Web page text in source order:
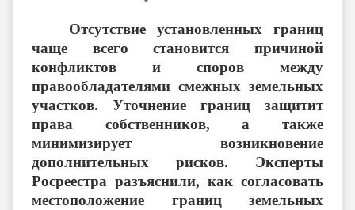
Отсутствие установленных границ
чаще всего становится причиной
конфликтов и споров между
правообладателями смежных земельных
участков. Уточнение границ защитит
права собственников, а также
минимизирует возникновение
дополнительных рисков. Эксперты
Росреестра разъяснили, как согласовать
местоположение границ земельных